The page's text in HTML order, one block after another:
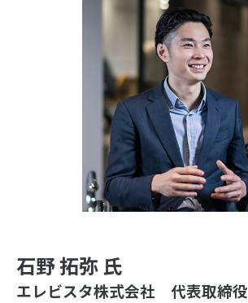
石野 拓弥 氏
エレビスタ株式会社 代表取締役